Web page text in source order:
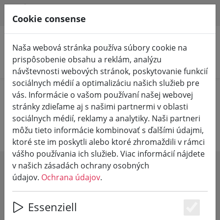
Vyhľadať produkty
Home Vinárstva Vinárstvo Stodden
Vinárstvo Jean Stodden
SHOW FILTERS
Cookie consense
Naša webová stránka používa súbory cookie na
prispôsobenie obsahu a reklám, analýzu
návštevnosti webových stránok, poskytovanie funkcií
sociálnych médií a optimalizáciu našich služieb pre
vás. Informácie o vašom používaní našej webovej
stránky zdieľame aj s našimi partnermi v oblasti
sociálnych médií, reklamy a analytiky. Naši partneri
môžu tieto informácie kombinovať s ďalšími údajmi,
ktoré ste im poskytli alebo ktoré zhromaždili v rámci
vášho používania ich služieb. Viac informácií nájdete
v našich zásadách ochrany osobných
údajov. Ochrana údajov.
Essenziell